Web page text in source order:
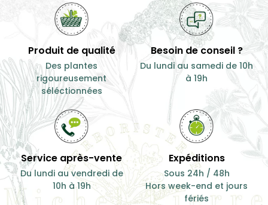
Produit de qualité
Des plantes
rigoureusement
séléctionnées
Besoin de conseil ?
Du lundi au samedi de 10h
à 19h
Service après-vente
Du lundi au vendredi de
10h à 19h
Expéditions
Sous 24h / 48h
Hors week-end et jours
fériés